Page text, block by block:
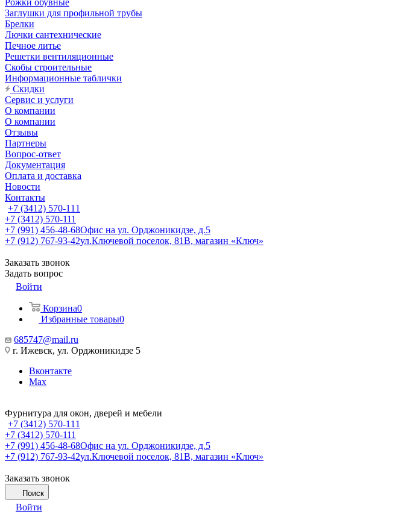
Рожки обувные
Заглушки для профильной трубы
Брелки
Лючки сантехнические
Печное литье
Решетки вентиляционные
Скобы строительные
Информационные таблички
Скидки
Сервис и услуги
О компании
О компании
Отзывы
Партнеры
Вопрос-ответ
Документация
Оплата и доставка
Новости
Контакты
+7 (3412) 570-111
+7 (3412) 570-111
+7 (991) 456-48-68Офис на ул. Орджоникидзе, д.5
+7 (912) 767-93-42ул.Ключевой поселок, 81В, магазин «Ключ»
Заказать звонок
Задать вопрос
Войти
Корзина0
Избранные товары0
685747@mail.ru
г. Ижевск, ул. Орджоникидзе 5
Вконтакте
Max
Фурнитура для окон, дверей и мебели
+7 (3412) 570-111
+7 (3412) 570-111
+7 (991) 456-48-68Офис на ул. Орджоникидзе, д.5
+7 (912) 767-93-42ул.Ключевой поселок, 81В, магазин «Ключ»
Заказать звонок
Поиск
Войти